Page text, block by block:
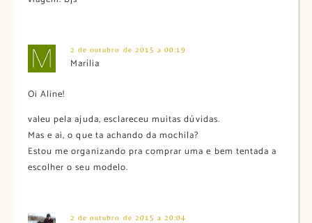
2 de outubro de 2015 a 00:19
Marília
Oi Aline!
valeu pela ajuda, esclareceu muitas dúvidas.
Mas e ai, o que ta achando da mochila?
Estou me organizando pra comprar uma e bem tentada a
escolher o seu modelo.
2 de outubro de 2015 a 20:04